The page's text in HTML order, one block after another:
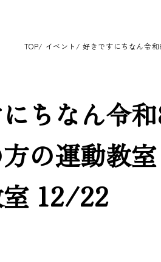
TOP イベント 好きですにちなん令
ちなん令
方の運動
室 12/22